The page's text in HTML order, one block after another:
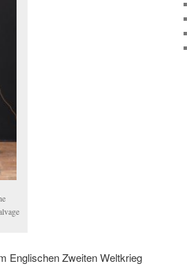
Englischen Zweiten Weltkrieg